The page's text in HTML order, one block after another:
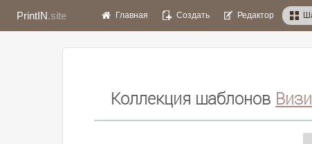
PrintIN.site Главная Создать Редактор
Коллекция шаблонов